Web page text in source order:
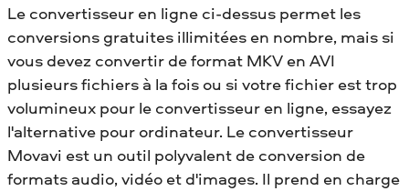
Le convertisseur en ligne ci-dessus permet les
conversions gratuites illimitées en nombre, mais si
vous devez convertir de format MKV en AVI
plusieurs fichiers à la fois ou si votre fichier est trop
volumineux pour le convertisseur en ligne, essayez
l'alternative pour ordinateur. Le convertisseur
Movavi est un outil polyvalent de conversion de
formats audio, vidéo et d'images. Il prend en charge